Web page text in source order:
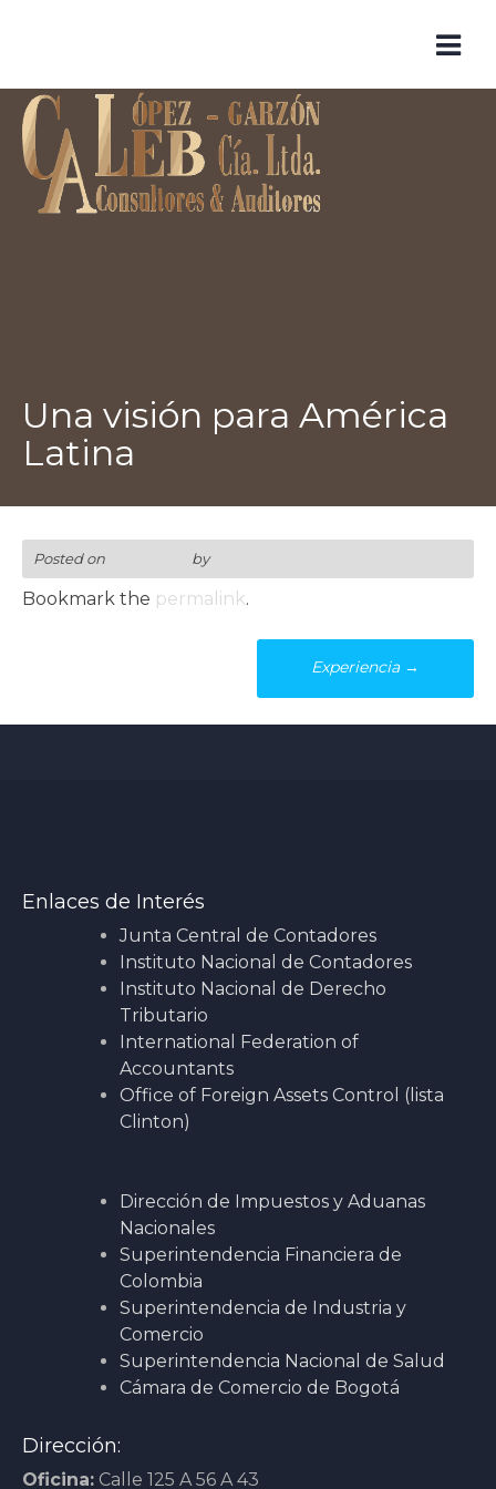
Una visión para América
Latina
Posted on by
Bookmark the permalink.
Experiencia →
Enlaces de Interés
Junta Central de Contadores
Instituto Nacional de Contadores
Instituto Nacional de Derecho
Tributario
International Federation of
Accountants
Office of Foreign Assets Control (lista
Clinton)
Dirección de Impuestos y Aduanas
Nacionales
Superintendencia Financiera de
Colombia
Superintendencia de Industria y
Comercio
Superintendencia Nacional de Salud
Cámara de Comercio de Bogotá
Dirección:
Oficina: Calle 125 A 56 A 43